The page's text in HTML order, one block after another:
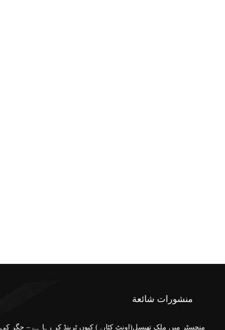
منشورات شائعة
منچسٹر میں ملک تھیسل(اونٹ کٹارہ) کیوں ٹرینڈ کر رہا ہے – جگر کی